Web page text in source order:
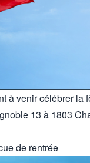
à venir célébrer
13 à 1803
de rentrée